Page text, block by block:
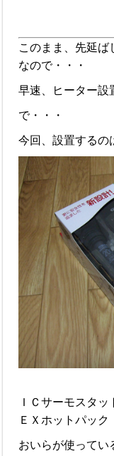
このまま、先延ば
なので・・・
早速、ヒーター設
で・・・
今回、設置するの
ＩＣサーモスタ
ＥＸホットパッ
おいらが使ってい